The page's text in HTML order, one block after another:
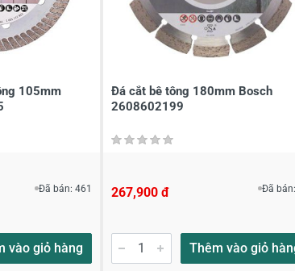
105mm
Đã bán: 461
vào giỏ hàng
Đá cắt bê tông 180mm Bosch
2608602199
267,900 đ Đã
Thêm vào giỏ